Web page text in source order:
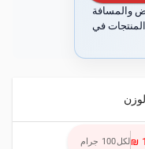
والمسافة
في
لكل100 جرام